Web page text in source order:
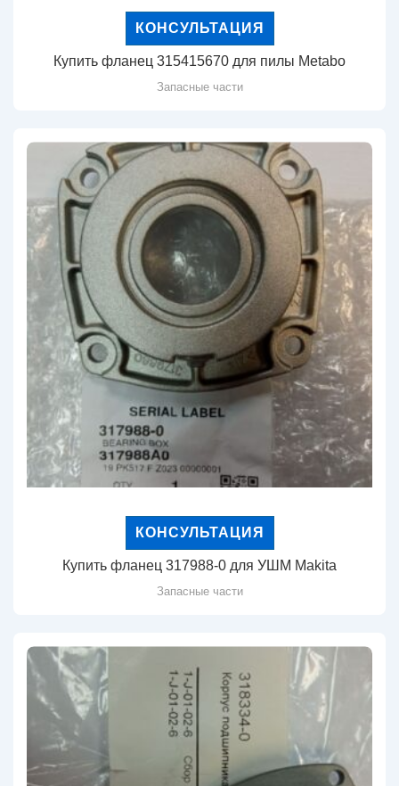
КОНСУЛЬТАЦИЯ
Купить фланец 315415670 для пилы Metabo
Запасные части
КОНСУЛЬТАЦИЯ
Купить фланец 317988-0 для УШМ Makita
Запасные части